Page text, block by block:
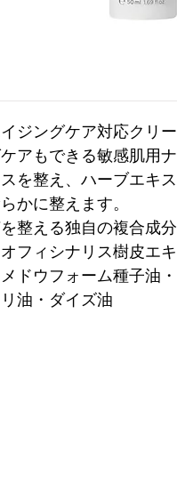
ジングケア対応クリー
アもできる敏感肌用
を整え、ハーブエキ
かに整えます。
整える独自の複合成分
フィシナリス樹皮エ
ドウフォーム種子油
油・ダイズ油